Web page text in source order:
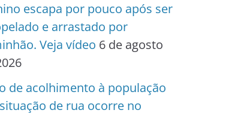
escapa por pouco após ser
e arrastado por
Veja vídeo 6 de agosto
de acolhimento à população
de rua ocorre no